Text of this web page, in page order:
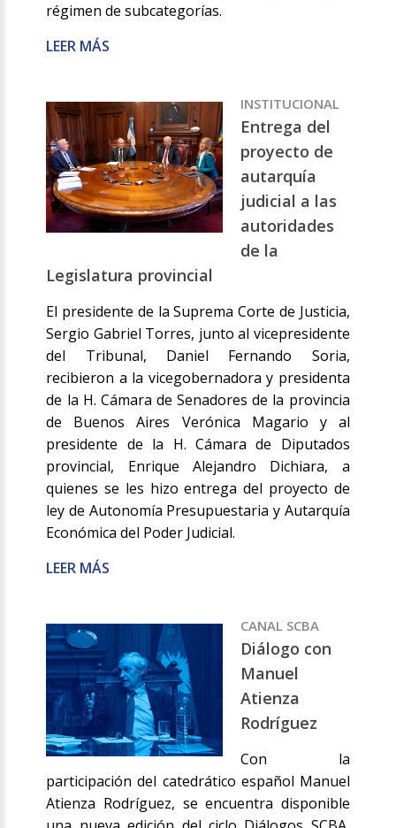
régimen de subcategorías.
LEER MÁS
INSTITUCIONAL
Entrega del
proyecto de
autarquía
judicial a las
autoridades
de la
Legislatura provincial
El presidente de la Suprema Corte de Justicia,
Sergio Gabriel Torres, junto al vicepresidente
del Tribunal, Daniel Fernando Soria,
recibieron a la vicegobernadora y presidenta
de la H. Cámara de Senadores de la provincia
de Buenos Aires Verónica Magario y al
presidente de la H. Cámara de Diputados
provincial, Enrique Alejandro Dichiara, a
quienes se les hizo entrega del proyecto de
ley de Autonomía Presupuestaria y Autarquía
Económica del Poder Judicial.
LEER MÁS
CANAL SCBA
Diálogo con
Manuel
Atienza
Rodríguez
Con la
participación del catedrático español Manuel
Atienza Rodríguez, se encuentra disponible